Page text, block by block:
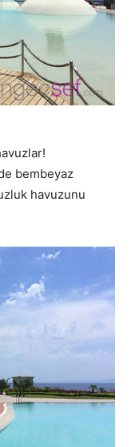
bembeyaz
havuzunu